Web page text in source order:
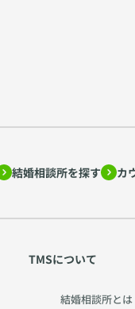
結婚相談所を探す カ
TMSについて
結婚相談所とは